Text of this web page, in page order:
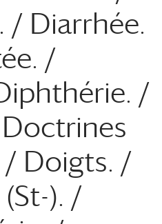
/ Diarrhée.
/
/
/ Doigts. /
). /